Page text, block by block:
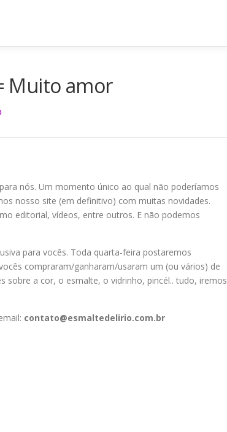
Muito amor
nós. Um momento único ao qual não poderíamos
nosso site (em definitivo) com muitas novidades.
editorial, vídeos, entre outros. E não podemos
para vocês. Toda quarta-feira postaremos
compraram/ganharam/usaram um (ou vários) de
a cor, o esmalte, o vidrinho, pincél.. tudo, iremos
contato@esmaltedelirio.com.br